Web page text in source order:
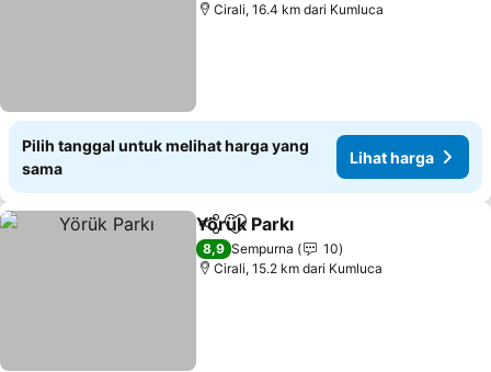
Cirali, 16.4 km dari Kumluca
Pilih tanggal untuk melihat harga yang
sama
Lihat harga
BagikanTambahkan ke favorit
Yörük Parkı
8,9 Sempurna
10
Cirali, 15.2 km dari Kumluca